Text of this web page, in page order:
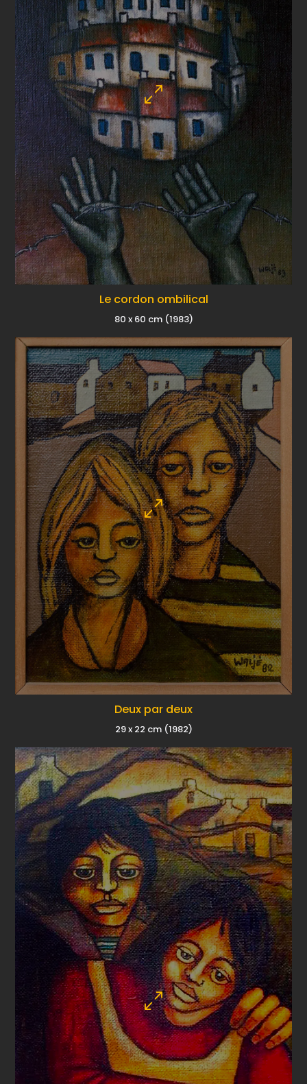
Le cordon ombilical
80 x 60 cm (1983)
Deux par deux
29 x 22 cm (1982)